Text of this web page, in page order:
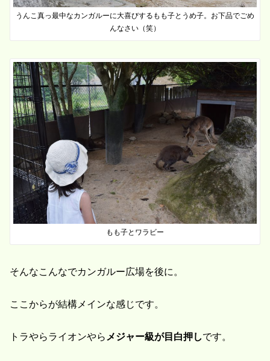
うんこ真っ最中なカンガルーに大喜びするもも子とうめ子。お下品でごめ
んなさい（笑）
もも子とワラビー
そんなこんなでカンガルー広場を後に。
ここからが結構メインな感じです。
トラやらライオンやら メジャー級が目白押しです。